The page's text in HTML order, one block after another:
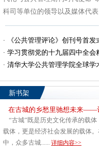
科司等单位的领导以及媒体代
·
《公共管理评论》创刊号首发
· 学习贯彻党的十九届四中全会
· 清华大学公共管理学院全球学
新书架
在古城的乡愁里驰想未来
“古城”既是历史文化传承的载
载体，更是经济社会发展的载体
中，众多古城...... 详细内容>>